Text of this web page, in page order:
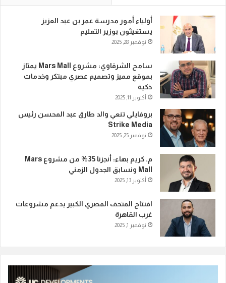
أولياء أمور مدرسة عمر بن عبد العزيز
يستغيثون بوزير التعليم
نوفمبر 28, 2025
سامح الشرقاوي: مشروع Mars Mall يمتاز
بموقع مميز وتصميم عصري مبتكر وخدمات
ذكية
أكتوبر 11, 2025
بروفايلي تنعي والد طارق عبد المحسن رئيس
Strike Media
نوفمبر 25, 2025
م. كريم بهاء: أنجزنا 35% من مشروع Mars
Mall ونسابق الجدول الزمني
أكتوبر 13, 2025
افتتاح المتحف المصري الكبير يدعم مشروعات
غرب القاهرة
نوفمبر 1, 2025